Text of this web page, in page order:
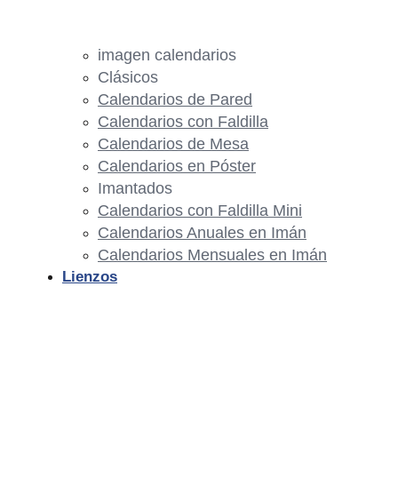
imagen calendarios
Clásicos
Calendarios de Pared
Calendarios con Faldilla
Calendarios de Mesa
Calendarios en Póster
Imantados
Calendarios con Faldilla Mini
Calendarios Anuales en Imán
Calendarios Mensuales en Imán
Lienzos